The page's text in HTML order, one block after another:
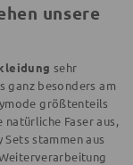
unsere
sehr
ganz besonders am
größtenteils
natürliche Faser aus,
stammen aus